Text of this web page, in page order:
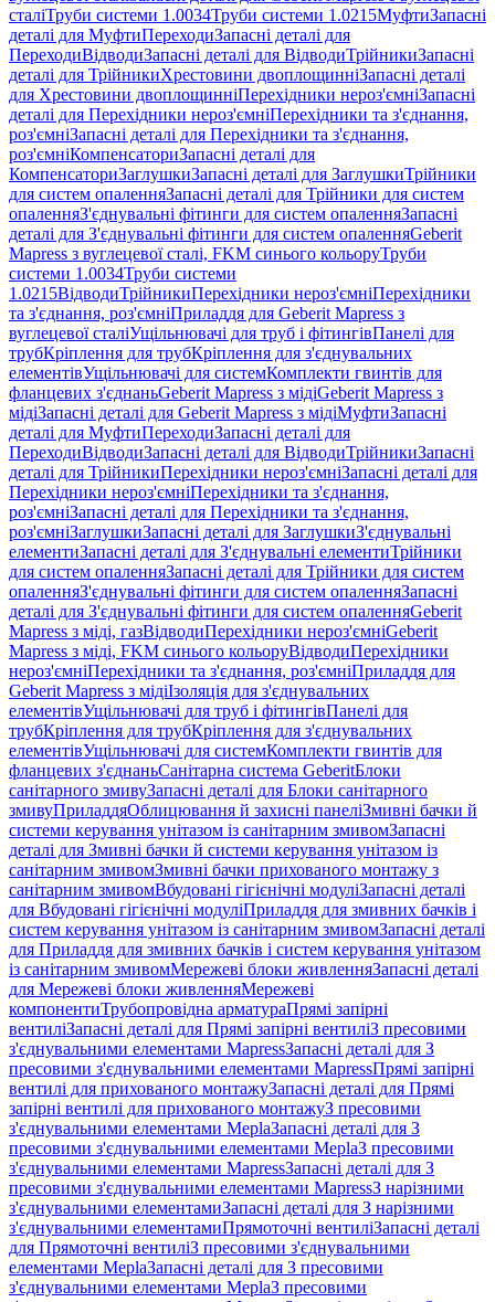
сталіТруби системи 1.0034Труби системи 1.0215МуфтиЗапасні
деталі для МуфтиПереходиЗапасні деталі для
ПереходиВідводиЗапасні деталі для ВідводиТрійникиЗапасні
деталі для ТрійникиХрестовини двоплощинніЗапасні деталі
для Хрестовини двоплощинніПерехідники нероз'ємніЗапасні
деталі для Перехідники нероз'ємніПерехідники та з'єднання,
роз'ємніЗапасні деталі для Перехідники та з'єднання,
роз'ємніКомпенсаториЗапасні деталі для
КомпенсаториЗаглушкиЗапасні деталі для ЗаглушкиТрійники
для систем опаленняЗапасні деталі для Трійники для систем
опаленняЗ'єднувальні фітинги для систем опаленняЗапасні
деталі для З'єднувальні фітинги для систем опаленняGeberit
Mapress з вуглецевої сталі, FKM синього кольоруТруби
системи 1.0034Труби системи
1.0215ВідводиТрійникиПерехідники нероз'ємніПерехідники
та з'єднання, роз'ємніПриладдя для Geberit Mapress з
вуглецевої сталіУщільнювачі для труб і фітингівПанелі для
трубКріплення для трубКріплення для з'єднувальних
елементівУщільнювачі для системКомплекти гвинтів для
фланцевих з'єднаньGeberit Mapress з мідіGeberit Mapress з
мідіЗапасні деталі для Geberit Mapress з мідіМуфтиЗапасні
деталі для МуфтиПереходиЗапасні деталі для
ПереходиВідводиЗапасні деталі для ВідводиТрійникиЗапасні
деталі для ТрійникиПерехідники нероз'ємніЗапасні деталі для
Перехідники нероз'ємніПерехідники та з'єднання,
роз'ємніЗапасні деталі для Перехідники та з'єднання,
роз'ємніЗаглушкиЗапасні деталі для ЗаглушкиЗ'єднувальні
елементиЗапасні деталі для З'єднувальні елементиТрійники
для систем опаленняЗапасні деталі для Трійники для систем
опаленняЗ'єднувальні фітинги для систем опаленняЗапасні
деталі для З'єднувальні фітинги для систем опаленняGeberit
Mapress з міді, газВідводиПерехідники нероз'ємніGeberit
Mapress з міді, FKM синього кольоруВідводиПерехідники
нероз'ємніПерехідники та з'єднання, роз'ємніПриладдя для
Geberit Mapress з мідіІзоляція для з'єднувальних
елементівУщільнювачі для труб і фітингівПанелі для
трубКріплення для трубКріплення для з'єднувальних
елементівУщільнювачі для системКомплекти гвинтів для
фланцевих з'єднаньСанітарна система GeberitБлоки
санітарного змивуЗапасні деталі для Блоки санітарного
змивуПриладдяОблицювання й захисні панеліЗмивні бачки й
системи керування унітазом із санітарним змивомЗапасні
деталі для Змивні бачки й системи керування унітазом із
санітарним змивомЗмивні бачки прихованого монтажу з
санітарним змивомВбудовані гігієнічні модуліЗапасні деталі
для Вбудовані гігієнічні модуліПриладдя для змивних бачків і
систем керування унітазом із санітарним змивомЗапасні деталі
для Приладдя для змивних бачків і систем керування унітазом
із санітарним змивомМережеві блоки живленняЗапасні деталі
для Мережеві блоки живленняМережеві
компонентиТрубопровідна арматураПрямі запірні
вентиліЗапасні деталі для Прямі запірні вентиліЗ пресовими
з'єднувальними елементами MapressЗапасні деталі для З
пресовими з'єднувальними елементами MapressПрямі запірні
вентилі для прихованого монтажуЗапасні деталі для Прямі
запірні вентилі для прихованого монтажуЗ пресовими
з'єднувальними елементами MeplaЗапасні деталі для З
пресовими з'єднувальними елементами MeplaЗ пресовими
з'єднувальними елементами MapressЗапасні деталі для З
пресовими з'єднувальними елементами MapressЗ нарізними
з'єднувальними елементамиЗапасні деталі для З нарізними
з'єднувальними елементамиПрямоточні вентиліЗапасні деталі
для Прямоточні вентиліЗ пресовими з'єднувальними
елементами MeplaЗапасні деталі для З пресовими
з'єднувальними елементами MeplaЗ пресовими